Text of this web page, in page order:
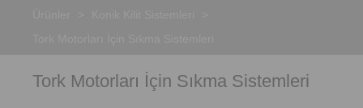
Tork Motorları İçin Sıkma Sistemleri